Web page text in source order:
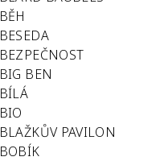
BĚH
BESEDA
BEZPEČNOST
BIG BEN
BÍLÁ
BIO
BLAŽKŮV PAVILON
BOBÍK